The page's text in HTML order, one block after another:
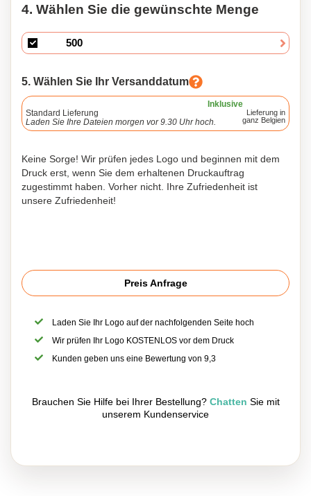
4. Wählen Sie die gewünschte Menge
5. Wählen Sie Ihr Versanddatum
Inklusive
Standard Lieferung
Laden Sie Ihre Dateien morgen vor 9.30 Uhr hoch.
Lieferung in
ganz Belgien
Keine Sorge! Wir prüfen jedes Logo und beginnen mit dem
Druck erst, wenn Sie dem erhaltenen Druckauftrag
zugestimmt haben. Vorher nicht. Ihre Zufriedenheit ist
unsere Zufriedenheit!
Preis Anfrage
Laden Sie Ihr Logo auf der nachfolgenden Seite hoch
Wir prüfen Ihr Logo KOSTENLOS vor dem Druck
Kunden geben uns eine Bewertung von 9,3
Brauchen Sie Hilfe bei Ihrer Bestellung? Chatten Sie mit
unserem Kundenservice